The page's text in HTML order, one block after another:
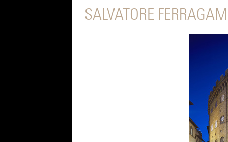
SALVATORE